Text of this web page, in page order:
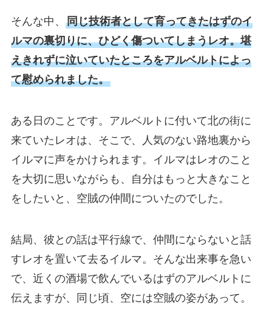
そんな中、 同じ技術者として育ってきたはずのイ
ルマの裏切りに、ひどく傷ついてしまうレオ。堪
えきれずに泣いていたところをアルベルトによっ
て慰められました。
ある日のことです。アルベルトに付いて北の街に
来ていたレオは、そこで、人気のない路地裏から
イルマに声をかけられます。イルマはレオのこと
を大切に思いながらも、自分はもっと大きなこと
をしたいと、空賊の仲間についたのでした。
結局、彼との話は平行線で、仲間にならないと話
すレオを置いて去るイルマ。そんな出来事を急い
で、近くの酒場で飲んでいるはずのアルベルトに
伝えますが、同じ頃、空には空賊の姿があって。